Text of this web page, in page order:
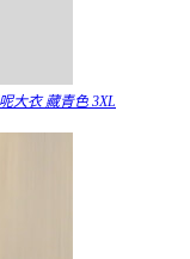
大衣 藏青色 3XL